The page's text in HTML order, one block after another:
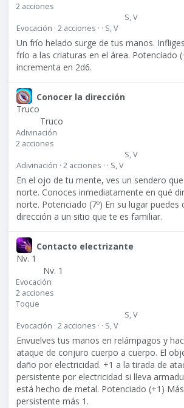
2 acciones
S, V
Evocación · 2 acciones · · S, V
Un frío helado surge de tus manos.
frío a las criaturas en el área. Potenciado
incrementa en 2d6.
Conocer la dirección
Truco
Truco
Adivinación
2 acciones
S, V
Adivinación · 2 acciones · · S, V
En el ojo de tu mente, ves un sendero
norte. Conoces inmediatamente en qué
norte. Potenciado (7º) En su lugar puedes
dirección a un sitio que te es familiar.
Contacto electrizante
Nv. 1
Nv. 1
Evocación
2 acciones
Toque
S, V
Evocación · 2 acciones · · S, V
Envuelves tus manos en relámpagos y
ataque de conjuro cuerpo a cuerpo. El
daño por electricidad. +1 a la tirada de
persistente por electricidad si lleva
está hecho de metal. Potenciado (+1)
persistente más 1.